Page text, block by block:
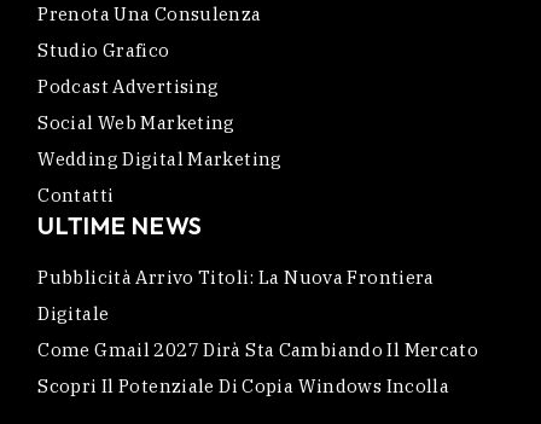
Prenota Una Consulenza
Studio Grafico
Podcast Advertising
Social Web Marketing
Wedding Digital Marketing
Contatti
ULTIME NEWS
Pubblicità Arrivo Titoli: La Nuova Frontiera
Digitale
Come Gmail 2027 Dirà Sta Cambiando Il Mercato
Scopri Il Potenziale Di Copia Windows Incolla